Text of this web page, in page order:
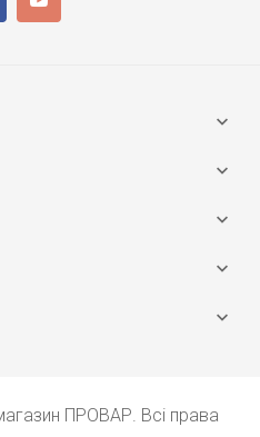





ПРОВАР. Всі права